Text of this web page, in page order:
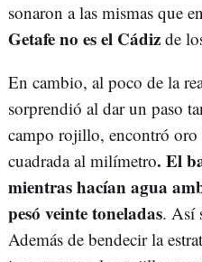
sonaron a las mismas que en
Getafe no es el Cádiz de
En cambio, al poco de la
sorprendió al dar un paso
campo rojillo, encontró oro
cuadrada al milímetro. El
mientras hacían agua
pesó veinte toneladas. Así
Además de bendecir la